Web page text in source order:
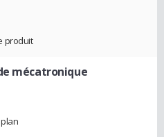
produit
mécatronique